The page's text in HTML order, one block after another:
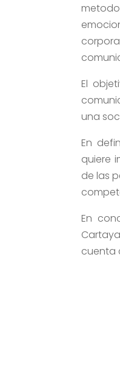
El
una
En
quiere
de las
En
cuenta